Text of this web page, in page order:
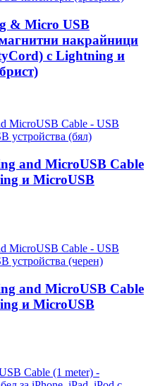
& Micro USB
накрайници
с Lightning и
and MicroUSB Cable
и MicroUSB
and MicroUSB Cable
и MicroUSB